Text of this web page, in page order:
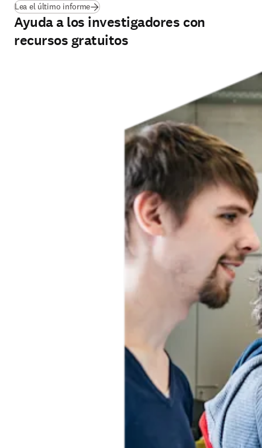
Lea el último informe(se abre en una nueva pestaña/ventana
Ayuda a los investigadores con
recursos gratuitos